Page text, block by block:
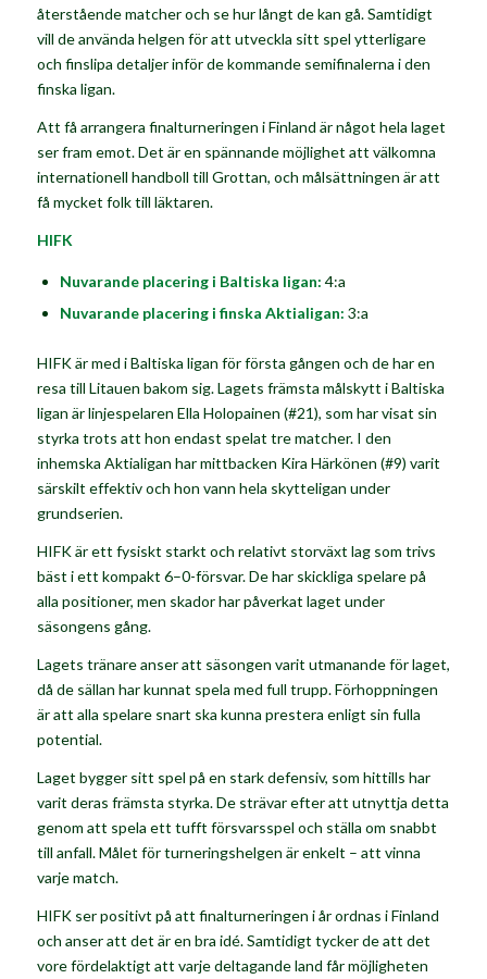
återstående matcher och se hur långt de kan gå. Samtidigt
vill de använda helgen för att utveckla sitt spel ytterligare
och finslipa detaljer inför de kommande semifinalerna i den
finska ligan.
Att få arrangera finalturneringen i Finland är något hela laget
ser fram emot. Det är en spännande möjlighet att välkomna
internationell handboll till Grottan, och målsättningen är att
få mycket folk till läktaren.
HIFK
Nuvarande placering i Baltiska ligan: 4:a
Nuvarande placering i finska Aktialigan: 3:a
HIFK är med i Baltiska ligan för första gången och de har en
resa till Litauen bakom sig. Lagets främsta målskytt i Baltiska
ligan är linjespelaren Ella Holopainen (#21), som har visat sin
styrka trots att hon endast spelat tre matcher. I den
inhemska Aktialigan har mittbacken Kira Härkönen (#9) varit
särskilt effektiv och hon vann hela skytteligan under
grundserien.
HIFK är ett fysiskt starkt och relativt storväxt lag som trivs
bäst i ett kompakt 6–0-försvar. De har skickliga spelare på
alla positioner, men skador har påverkat laget under
säsongens gång.
Lagets tränare anser att säsongen varit utmanande för laget,
då de sällan har kunnat spela med full trupp. Förhoppningen
är att alla spelare snart ska kunna prestera enligt sin fulla
potential.
Laget bygger sitt spel på en stark defensiv, som hittills har
varit deras främsta styrka. De strävar efter att utnyttja detta
genom att spela ett tufft försvarsspel och ställa om snabbt
till anfall. Målet för turneringshelgen är enkelt – att vinna
varje match.
HIFK ser positivt på att finalturneringen i år ordnas i Finland
och anser att det är en bra idé. Samtidigt tycker de att det
vore fördelaktigt att varje deltagande land får möjligheten